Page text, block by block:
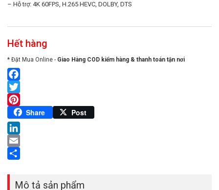
– Hỗ trợ: 4K 60FPS, H.265 HEVC, DOLBY, DTS
Hết hàng
* Đặt Mua Online - Giao Hàng COD kiểm hàng & thanh toán tận nơi
Facebook
Twitter
Pinterest
Share Post
LinkedIn
Email
Mô tả sản phẩm